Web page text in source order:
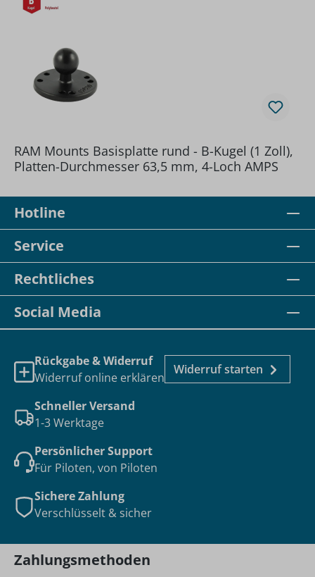
RAM Mounts Basisplatte rund - B-Kugel (1 Zoll),
Platten-Durchmesser 63,5 mm, 4-Loch AMPS
Hotline
Service
Rechtliches
Social Media
Rückgabe & Widerruf
Widerruf online erklären
Widerruf starten
Schneller Versand
1-3 Werktage
Persönlicher Support
Für Piloten, von Piloten
Sichere Zahlung
Verschlüsselt & sicher
Zahlungsmethoden